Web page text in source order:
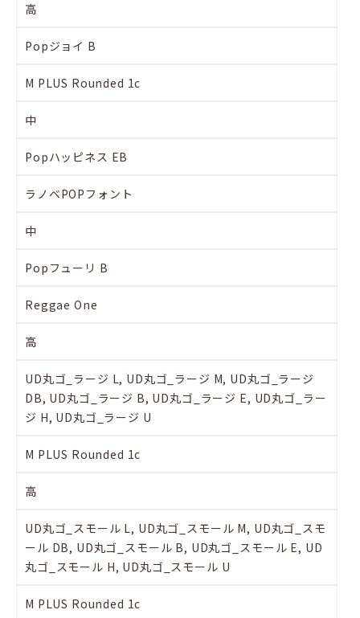
高
Popジョイ B
M PLUS Rounded 1c
中
Popハッピネス EB
ラノベPOPフォント
中
Popフューリ B
Reggae One
高
UD丸ゴ_ラージ L, UD丸ゴ_ラージ M, UD丸ゴ_ラージ
DB, UD丸ゴ_ラージ B, UD丸ゴ_ラージ E, UD丸ゴ_ラー
ジ H, UD丸ゴ_ラージ U
M PLUS Rounded 1c
高
UD丸ゴ_スモール L, UD丸ゴ_スモール M, UD丸ゴ_スモ
ール DB, UD丸ゴ_スモール B, UD丸ゴ_スモール E, UD
丸ゴ_スモール H, UD丸ゴ_スモール U
M PLUS Rounded 1c